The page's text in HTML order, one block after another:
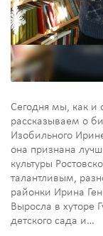
Сегодня мы, как
рассказываем о
Изобильного
она признана
культуры
талантливым,
районки Ирина
Выросла в хуторе
детского сада и…